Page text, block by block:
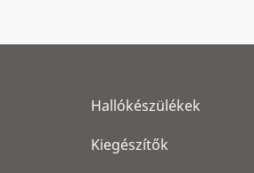
Hallókészülékek
Kiegészítők